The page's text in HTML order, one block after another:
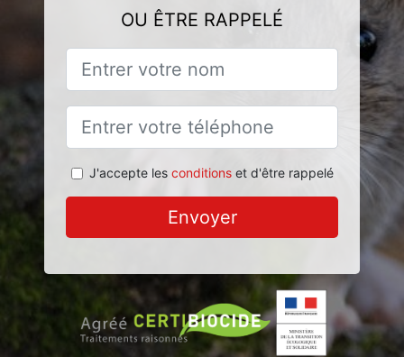
OU ÊTRE RAPPELÉ
J'accepte les conditionset d'être rappelé
Envoyer